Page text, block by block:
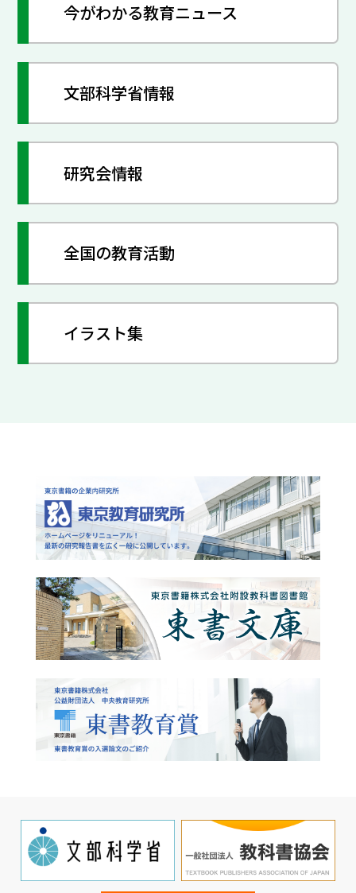
今がわかる教育ニュース
文部科学省情報
研究会情報
全国の教育活動
イラスト集